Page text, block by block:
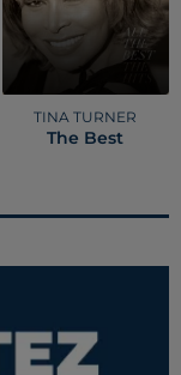
TINA TURNER
The Best